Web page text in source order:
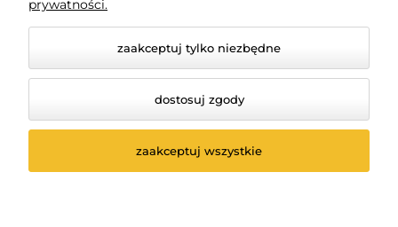
© 2026 www.ksiegarniaswpawla.pl. Wszelkie prawa
zastrzeżone.
prywatności.
zaakceptuj tylko niezbędne
dostosuj zgody
zaakceptuj wszystkie